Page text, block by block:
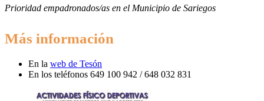
Prioridad empadronados/as en el Municipio de Sariegos
Más información
En la web de Tesón
En los teléfonos 649 100 942 / 648 032 831